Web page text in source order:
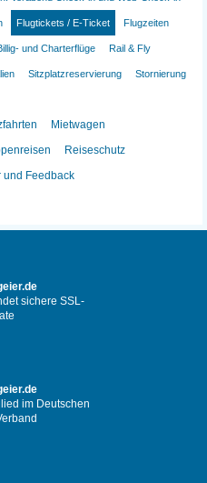
Flugtickets / E-Ticket Flugzeiten
und Charterflüge Rail & Fly
Sitzplatzreservierung Stornierung
Mietwagen
Reiseschutz
und Feedback
sichere SSL-
im Deutschen